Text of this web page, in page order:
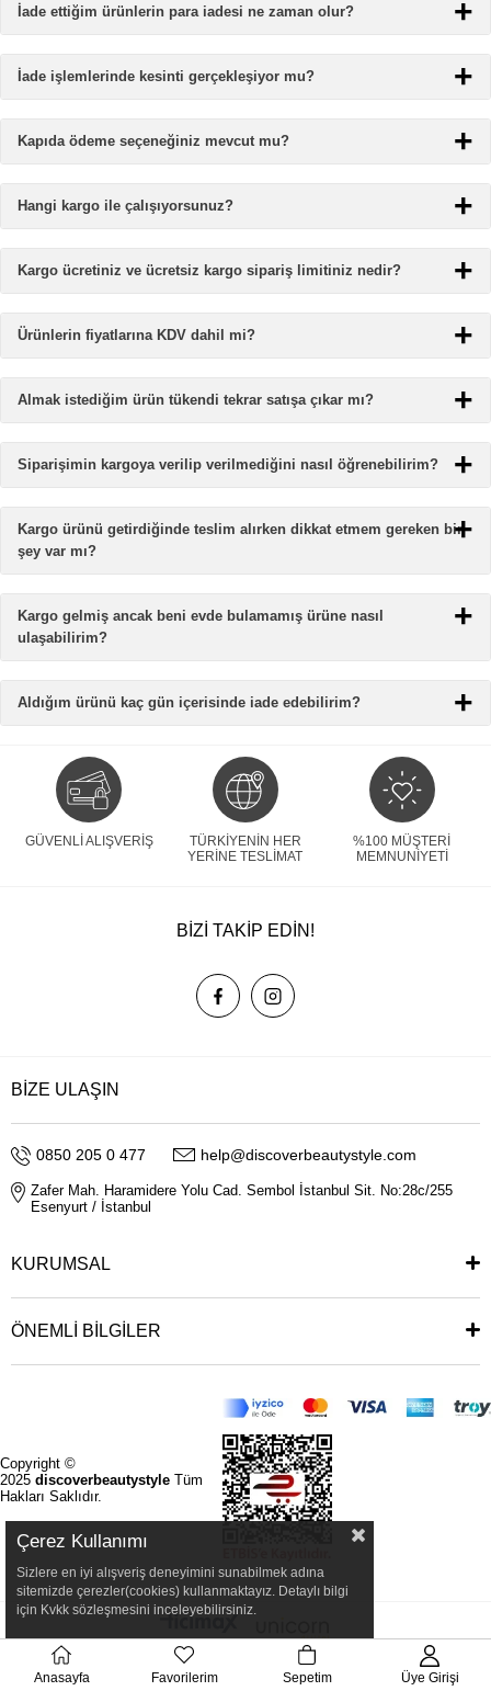
İade ettiğim ürünlerin para iadesi ne zaman olur?
İade işlemlerinde kesinti gerçekleşiyor mu?
Kapıda ödeme seçeneğiniz mevcut mu?
Hangi kargo ile çalışıyorsunuz?
Kargo ücretiniz ve ücretsiz kargo sipariş limitiniz nedir?
Ürünlerin fiyatlarına KDV dahil mi?
Almak istediğim ürün tükendi tekrar satışa çıkar mı?
Siparişimin kargoya verilip verilmediğini nasıl öğrenebilirim?
Kargo ürünü getirdiğinde teslim alırken dikkat etmem gereken bir
şey var mı?
Kargo gelmiş ancak beni evde bulamamış ürüne nasıl
ulaşabilirim?
Aldığım ürünü kaç gün içerisinde iade edebilirim?
GÜVENLI ALIŞVERIŞ
TÜRKIYENIN HER
YERINE TESLIMAT
%100 MÜŞTERI
MEMNUNIYETI
BİZİ TAKİP EDİN!
BİZE ULAŞIN
0850 205 0 477 help@discoverbeautystyle.com
Zafer Mah. Haramidere Yolu Cad. Sembol İstanbul Sit. No:28c/255
Esenyurt / İstanbul
KURUMSAL
ÖNEMLİ BİLGİLER
Copyright ©
2025 discoverbeautystyle Tüm
Hakları Saklıdır.
Çerez Kullanımı
Sizlere en iyi alışveriş deneyimini sunabilmek adına
sitemizde çerezler(cookies) kullanmaktayız. Detaylı bilgi
için Kvkk sözleşmesini inceleyebilirsiniz.
Anasayfa Favorilerim Sepetim Üye Girişi